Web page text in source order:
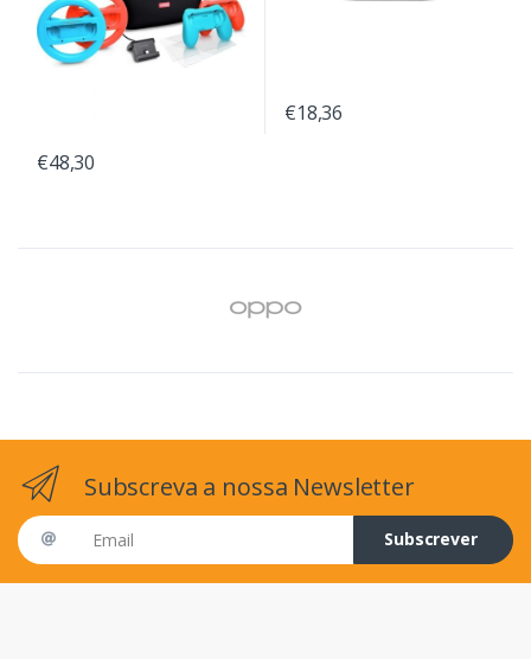
€48,30
€18,36
Subscreva a nossa Newsletter
Email address
Subscrever